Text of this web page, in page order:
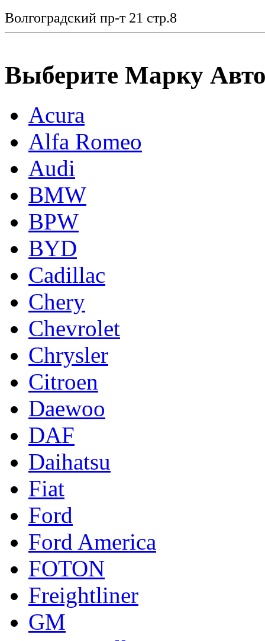
Волгоградский пр-т 21 стр.8
Выберите Марку
Acura
Alfa Romeo
Audi
BMW
BPW
BYD
Cadillac
Chery
Chevrolet
Chrysler
Citroen
Daewoo
DAF
Daihatsu
Fiat
Ford
Ford America
FOTON
Freightliner
GM